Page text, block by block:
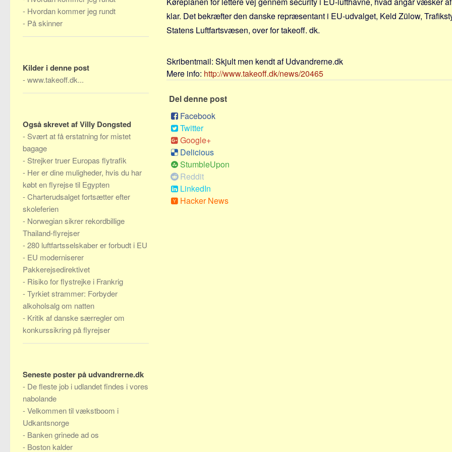
klar. Det bekræfter den danske repræsentant i EU-udvalget, Keld Zülow,
Statens Luftfartsvæsen, over for takeoff. dk.
Skribentmail: Skjult men kendt af Udvandrerne.dk
Mere info: http://www.takeoff.dk/news/20465
Del denne post
Facebook
Twitter
Google+
Delicious
StumbleUpon
Reddit
LinkedIn
Hacker News
- Hvordan kommer jeg rundt
- På skinner
Kilder i denne post
-www.takeoff.dk...
Også skrevet af Villy Dongsted
- Svært at få erstatning for mistet
bagage
- Strejker truer Europas flytrafik
- Her er dine muligheder, hvis du har
købt en flyrejse til Egypten
-Charterudsalget fortsætter efter
skoleferien
- Norwegian sikrer rekordbillige
Thailand-flyrejser
-280 luftfartsselskaber er forbudt i EU
- EU moderniserer
Pakkerejsedirektivet
- Risiko for flystrejke i Frankrig
-Tyrkiet strammer: Forbyder
alkoholsalg om natten
- Kritik af danske særregler om
konkurssikring på flyrejser
Seneste poster på udvandrerne.dk
- De fleste job i udlandet findes i vores
nabolande
-Velkommen til vækstboom i
Udkantsnorge
- Banken grinede ad os
- Boston kalder